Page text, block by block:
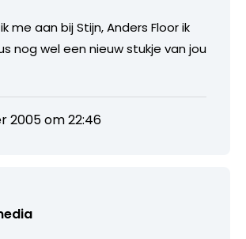
me aan bij Stijn, Anders Floor ik
nog wel een nieuw stukje van jou
2005 om 22:46